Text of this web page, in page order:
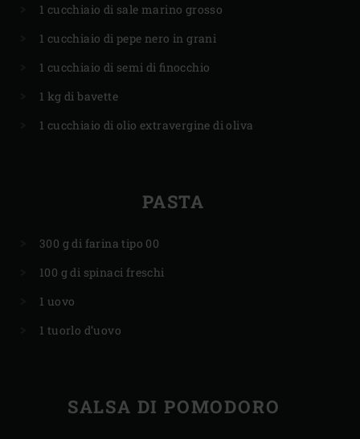
1 cucchiaio di sale marino grosso
1 cucchiaio di pepe nero in grani
1 cucchiaio di semi di finocchio
1 kg di bavette
1 cucchiaio di olio extravergine di oliva
PASTA
300 g di farina tipo 00
100 g di spinaci freschi
1 uovo
1 tuorlo d’uovo
SALSA DI POMODORO